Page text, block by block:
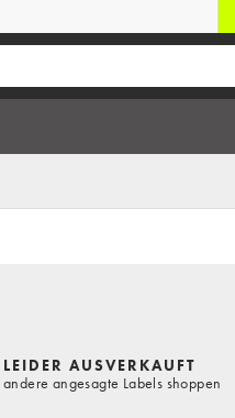
AUSVERKAUFT
angesagte Labels shoppen